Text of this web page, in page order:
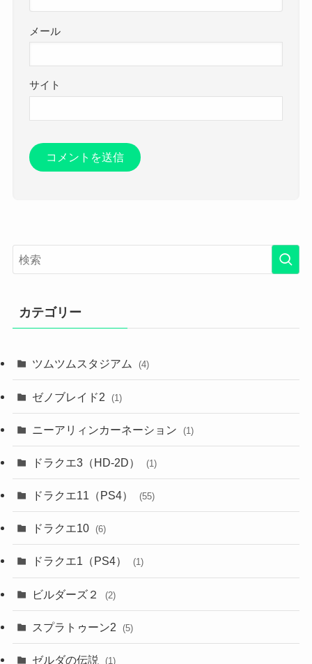
メール
サイト
カテゴリー
ツムツムスタジアム (4)
ゼノブレイド2 (1)
ニーアリィンカーネーション (1)
ドラクエ3（HD-2D） (1)
ドラクエ11（PS4） (55)
ドラクエ10 (6)
ドラクエ1（PS4） (1)
ビルダーズ２ (2)
スプラトゥーン2 (5)
ゼルダの伝説 (1)